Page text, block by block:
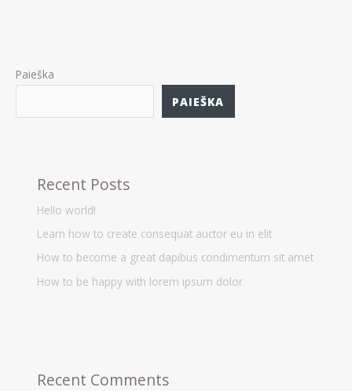
Paieška
PAIEŠKA
Recent Posts
Hello world!
Learn how to create consequat auctor eu in elit
How to become a great dapibus condimentum sit amet
How to be happy with lorem ipsum dolor
Recent Comments